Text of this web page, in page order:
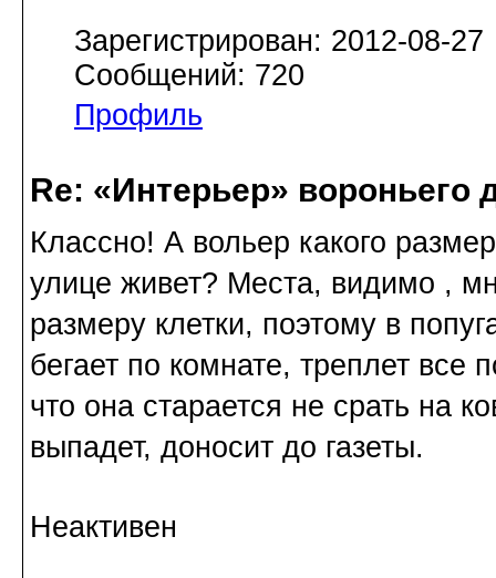
Зарегистрирован: 2012-08-27
Сообщений: 720
Профиль
Re: «Интерьер» вороньего
Классно! А вольер какого
улице живет? Места, видимо ,
размеру клетки, поэтому в
бегает по комнате, треплет все
что она старается не срать на
выпадет, доносит до газеты.
Неактивен